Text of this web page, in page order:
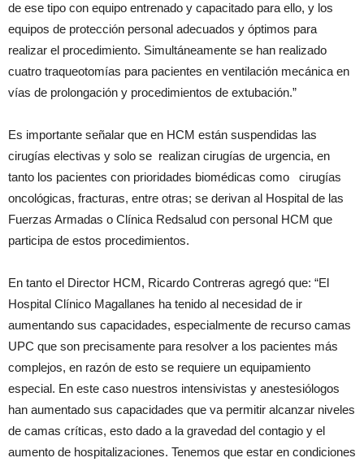
de ese tipo con equipo entrenado y capacitado para ello, y los
equipos de protección personal adecuados y óptimos para
realizar el procedimiento. Simultáneamente se han realizado
cuatro traqueotomías para pacientes en ventilación mecánica en
vías de prolongación y procedimientos de extubación.”
Es importante señalar que en HCM están suspendidas las
cirugías electivas y solo se realizan cirugías de urgencia, en
tanto los pacientes con prioridades biomédicas como cirugías
oncológicas, fracturas, entre otras; se derivan al Hospital de las
Fuerzas Armadas o Clínica Redsalud con personal HCM que
participa de estos procedimientos.
En tanto el Director HCM, Ricardo Contreras agregó que: “El
Hospital Clínico Magallanes ha tenido al necesidad de ir
aumentando sus capacidades, especialmente de recurso camas
UPC que son precisamente para resolver a los pacientes más
complejos, en razón de esto se requiere un equipamiento
especial. En este caso nuestros intensivistas y anestesiólogos
han aumentado sus capacidades que va permitir alcanzar niveles
de camas críticas, esto dado a la gravedad del contagio y el
aumento de hospitalizaciones. Tenemos que estar en condiciones